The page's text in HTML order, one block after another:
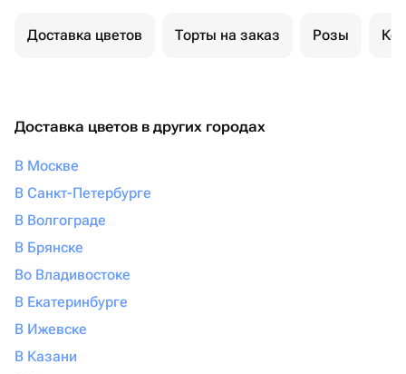
Доставка цветов Торты на заказ Розы
Доставка цветов в других городах
В Москве
В Санкт-Петербурге
В Волгограде
В Брянске
Во Владивостоке
В Екатеринбурге
В Ижевске
В Казани